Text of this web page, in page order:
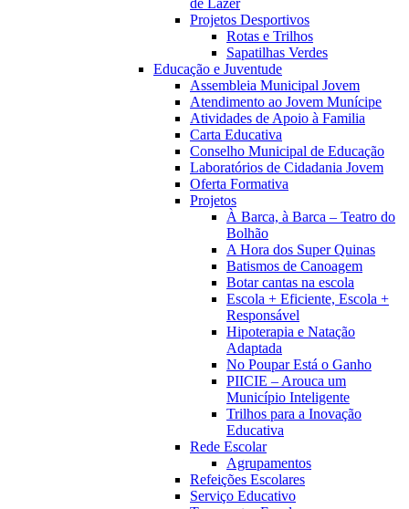
Projetos Desportivos
Rotas e Trilhos
Sapatilhas Verdes
Educação e Juventude
Assembleia Municipal Jovem
Atendimento ao Jovem Munícipe
Atividades de Apoio à Familia
Carta Educativa
Conselho Municipal de Educação
Laboratórios de Cidadania Jovem
Oferta Formativa
Projetos
À Barca, à Barca – Teatro do
Bolhão
A Hora dos Super Quinas
Batismos de Canoagem
Botar cantas na escola
Escola + Eficiente, Escola +
Responsável
Hipoterapia e Natação
Adaptada
No Poupar Está o Ganho
PIICIE – Arouca um
Município Inteligente
Trilhos para a Inovação
Educativa
Rede Escolar
Agrupamentos
Refeições Escolares
Serviço Educativo